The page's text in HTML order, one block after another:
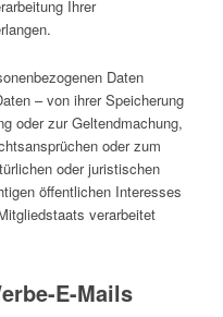
Ihrer
Daten
– von ihrer Speicherung
oder zur Geltendmachung,
oder zum
oder juristischen
öffentlichen Interesses
verarbeitet
E-Mails